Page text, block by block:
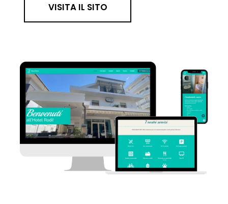
VISITA IL SITO